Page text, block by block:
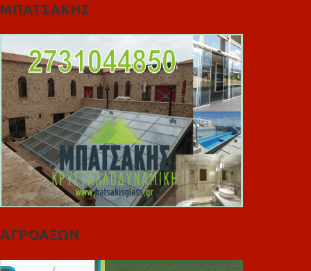
ΜΠΑΤΣΑΚΗΣ
ΑΓΡΟΑΞΩΝ